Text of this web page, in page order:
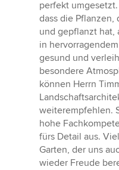
perfekt
dass die Pflanzen,
und gepflanzt hat,
in
gesund und
besondere
können Herrn
weiterempfehlen.
hohe
fürs Detail aus.
Garten, der uns
wieder Freude